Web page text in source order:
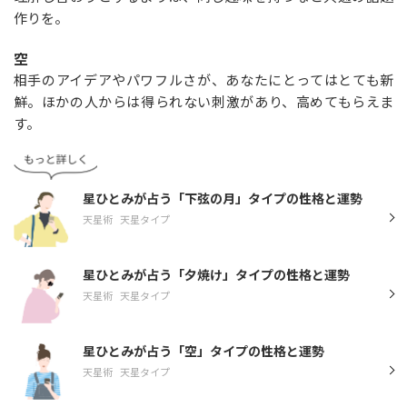
作りを。
空
相手のアイデアやパワフルさが、あなたにとってはとても新
鮮。ほかの人からは得られない刺激があり、高めてもらえま
す。
星ひとみが占う「下弦の月」タイプの性格と運勢
天星術 天星タイプ
星ひとみが占う「夕焼け」タイプの性格と運勢
天星術 天星タイプ
星ひとみが占う「空」タイプの性格と運勢
天星術 天星タイプ